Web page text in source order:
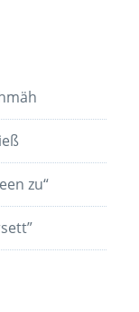
zu“